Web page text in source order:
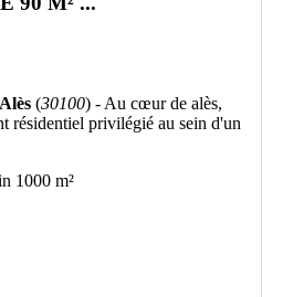
(30100) - Au cœur de alès,
résidentiel privilégié au sein d'un
1000 m²